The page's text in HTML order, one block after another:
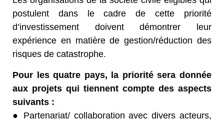
postulent dans le cadre de cette priorité
d’investissement doivent démontrer leur
expérience en matière de gestion/réduction des
risques de catastrophe.
Pour les quatre pays, la priorité sera donnée
aux projets qui tiennent compte des aspects
suivants :
● Partenariat/ collaboration avec divers acteurs,